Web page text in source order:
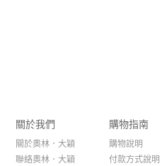
關於我們
關於奧林．大穎
聯絡奧林．大穎
購物指南
購物說明
付款方式說明